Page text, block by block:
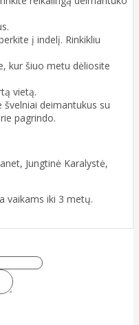
į indelį. Rinkikliu
kur šiuo metu dėliosite
vietą.
deimantukus su
pagrindo.
Jungtinė Karalystė,
vaikams iki 3 metų.